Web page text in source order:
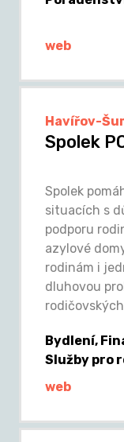
web
Havířov-
Spolek
Spolek
situacích s
podporu
azylové
rodinám i
dluhovou
Bydlení,
Služby pro
web